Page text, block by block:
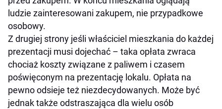
ludzie zainteresowani zakupem, nie przypadkowe
osobowy.
Z drugiej strony jeśli właściciel mieszkania do każdej
prezentacji musi dojechać – taka opłata zwraca
chociaż koszty związane z paliwem i czasem
poświęconym na prezentację lokalu. Opłata na
pewno odsieje też niezdecydowanych. Może być
jednak także odstraszająca dla wielu osób